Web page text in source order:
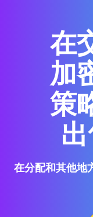
在
加
策
在分配和其他地